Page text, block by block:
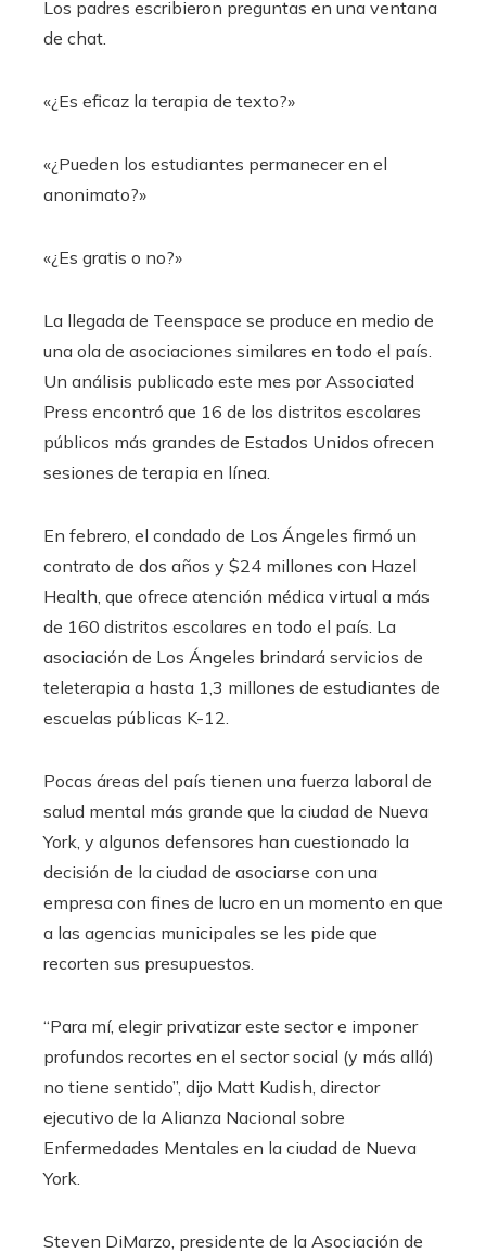
Los padres escribieron preguntas en una ventana
de chat.
«¿Es eficaz la terapia de texto?»
«¿Pueden los estudiantes permanecer en el
anonimato?»
«¿Es gratis o no?»
La llegada de Teenspace se produce en medio de
una ola de asociaciones similares en todo el país.
Un análisis publicado este mes por Associated
Press encontró que 16 de los distritos escolares
públicos más grandes de Estados Unidos ofrecen
sesiones de terapia en línea.
En febrero, el condado de Los Ángeles firmó un
contrato de dos años y $24 millones con Hazel
Health, que ofrece atención médica virtual a más
de 160 distritos escolares en todo el país. La
asociación de Los Ángeles brindará servicios de
teleterapia a hasta 1,3 millones de estudiantes de
escuelas públicas K-12.
Pocas áreas del país tienen una fuerza laboral de
salud mental más grande que la ciudad de Nueva
York, y algunos defensores han cuestionado la
decisión de la ciudad de asociarse con una
empresa con fines de lucro en un momento en que
a las agencias municipales se les pide que
recorten sus presupuestos.
“Para mí, elegir privatizar este sector e imponer
profundos recortes en el sector social (y más allá)
no tiene sentido”, dijo Matt Kudish, director
ejecutivo de la Alianza Nacional sobre
Enfermedades Mentales en la ciudad de Nueva
York.
Steven DiMarzo, presidente de la Asociación de